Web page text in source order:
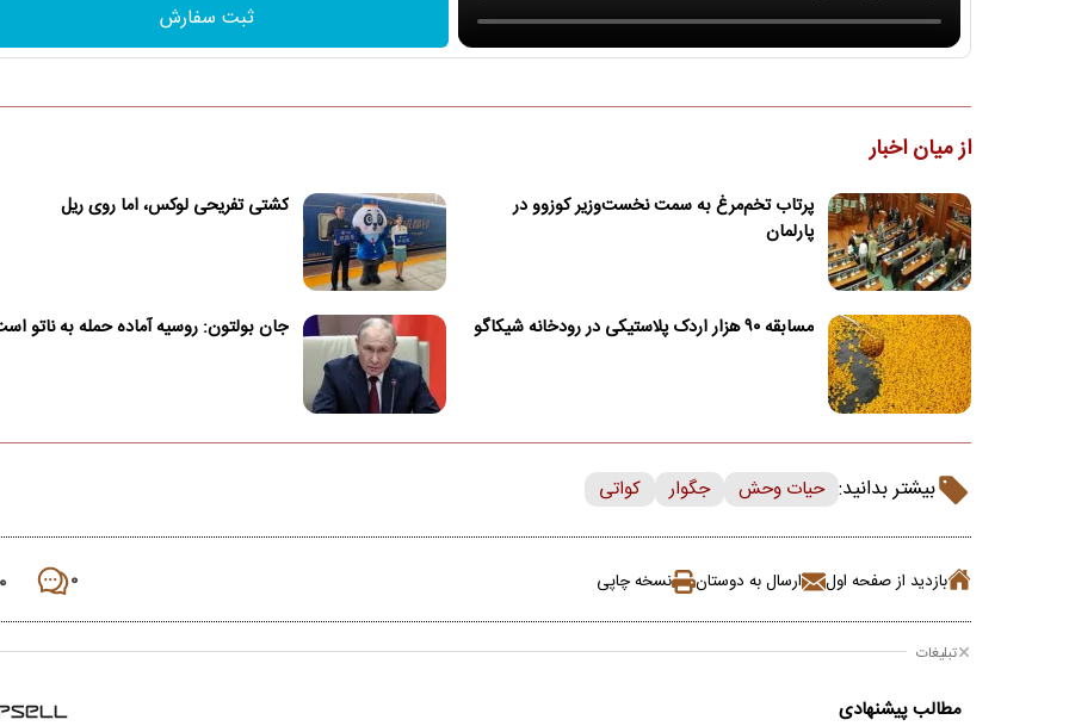
ثبت سفارش
از میان اخبار
پرتاب تخم‌مرغ به سمت نخست‌وزیر کوزوو در
پارلمان
کشتی تفریحی لوکس، اما روی ریل
مسابقه ۹۰ هزار اردک پلاستیکی در رودخانه شیکاگو جان بولتون: روسیه آماده حمله به ناتو
بیشتر بدانید: حیات وحش جگوار کواتی
بازدید از صفحه اول ارسال به دوستان نسخه چاپی ۰ ۰
تبلیغات
مطالب پیشنهادی